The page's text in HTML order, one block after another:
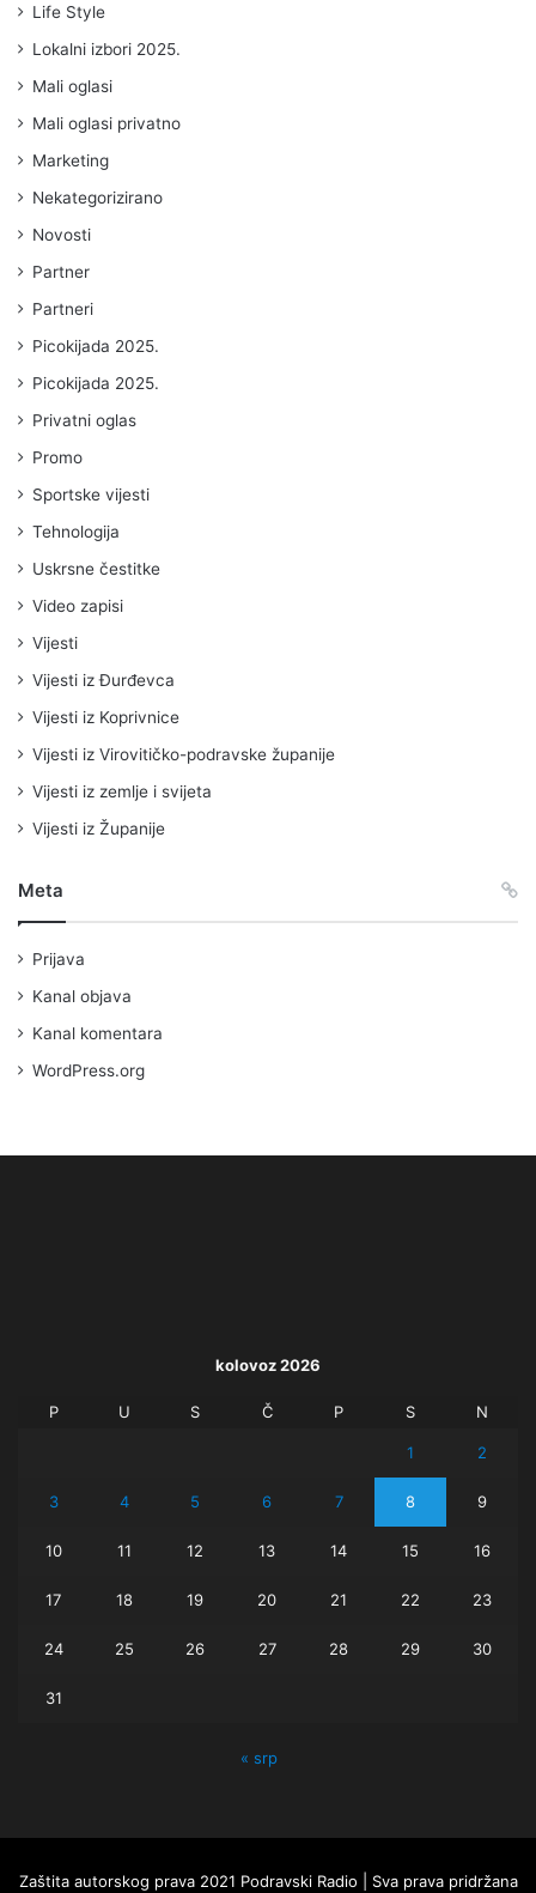
Life Style
Lokalni izbori 2025.
Mali oglasi
Mali oglasi privatno
Marketing
Nekategorizirano
Novosti
Partner
Partneri
Picokijada 2025.
Picokijada 2025.
Privatni oglas
Promo
Sportske vijesti
Tehnologija
Uskrsne čestitke
Video zapisi
Vijesti
Vijesti iz Đurđevca
Vijesti iz Koprivnice
Vijesti iz Virovitičko-podravske županije
Vijesti iz zemlje i svijeta
Vijesti iz Županije
Meta
Prijava
Kanal objava
Kanal komentara
WordPress.org
kolovoz 2026
P U S Č P S N
1 2
3 4 5 6 7 8 9
10 11 12 13 14 15 16
17 18 19 20 21 22 23
24 25 26 27 28 29 30
31
« srp
Zaštita autorskog prava 2021 Podravski Radio | Sva prava pridržana